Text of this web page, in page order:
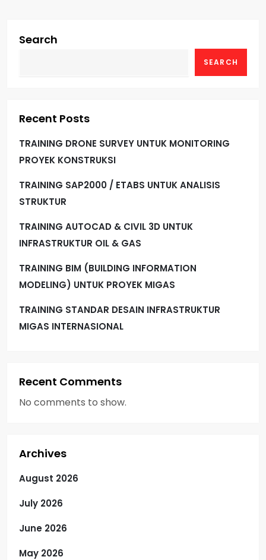
Search
SEARCH
Recent Posts
TRAINING DRONE SURVEY UNTUK MONITORING
PROYEK KONSTRUKSI
TRAINING SAP2000 / ETABS UNTUK ANALISIS
STRUKTUR
TRAINING AUTOCAD & CIVIL 3D UNTUK
INFRASTRUKTUR OIL & GAS
TRAINING BIM (BUILDING INFORMATION
MODELING) UNTUK PROYEK MIGAS
TRAINING STANDAR DESAIN INFRASTRUKTUR
MIGAS INTERNASIONAL
Recent Comments
No comments to show.
Archives
August 2026
July 2026
June 2026
May 2026